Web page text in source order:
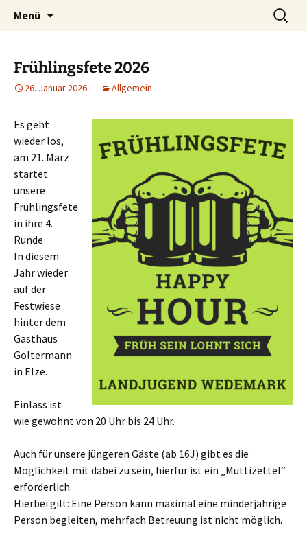
Landjugend Wedemark
Menü
Suchen
nach:
Frühlingsfete 2026
26. Januar 2026 Allgemein
Es geht
wieder los,
am 21. März
startet
unsere
Frühlingsfete
in ihre 4.
Runde
In diesem
Jahr wieder
auf der
Festwiese
hinter dem
Gasthaus
Goltermann
in Elze.
Einlass ist
wie gewohnt von 20 Uhr bis 24 Uhr.
Auch für unsere jüngeren Gäste (ab 16J) gibt es die
Möglichkeit mit dabei zu sein, hierfür ist ein „Muttizettel“
erforderlich.
Hierbei gilt: Eine Person kann maximal eine minderjährige
Person begleiten, mehrfach Betreuung ist nicht möglich.